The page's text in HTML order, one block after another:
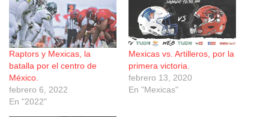
Raptors y Mexicas, la
batalla por el centro de
México.
febrero 6, 2022
En "2022"
Mexicas vs. Artilleros, por la
primera victoria.
febrero 13, 2020
En "Mexicas"